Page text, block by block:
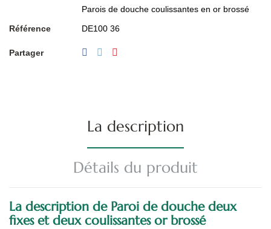
Parois de douche coulissantes en or brossé
Référence
DE100 36
Partager
La description
Détails du produit
La description de Paroi de douche deux
fixes et deux coulissantes or brossé